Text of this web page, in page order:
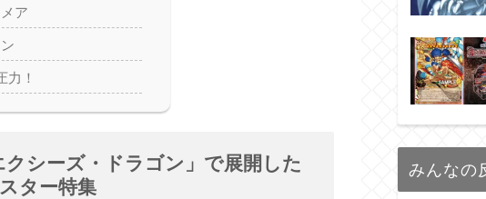
ア
力！
クシーズ・ドラゴン」で展開した
ター特集
みんなの